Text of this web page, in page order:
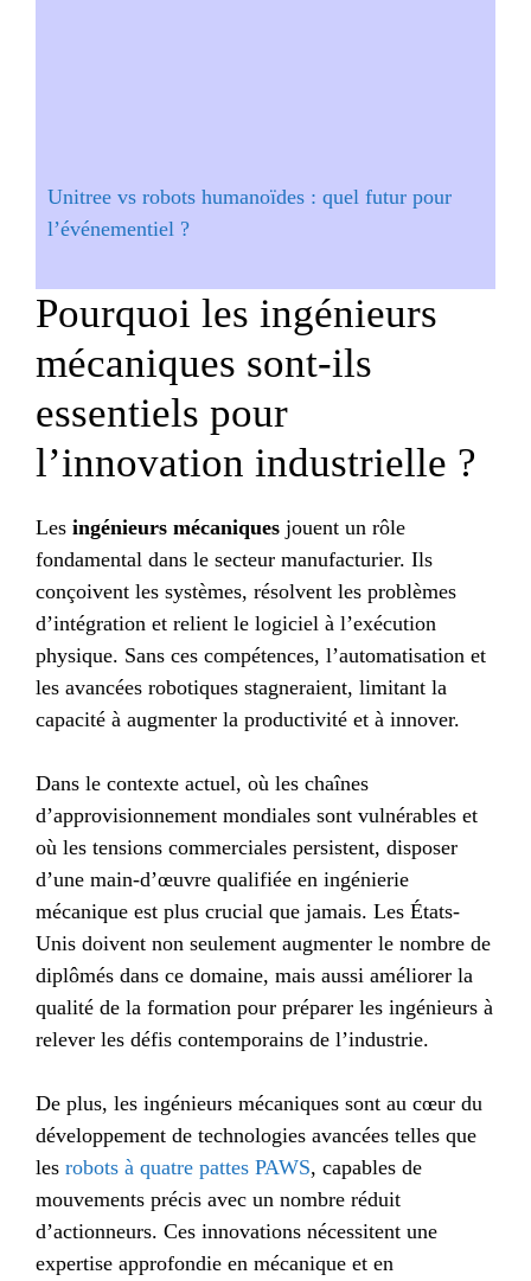
Unitree vs robots humanoïdes : quel futur pour
l’événementiel ?
Pourquoi les ingénieurs
mécaniques sont-ils
essentiels pour
l’innovation industrielle ?
Les ingénieurs mécaniques jouent un rôle
fondamental dans le secteur manufacturier. Ils
conçoivent les systèmes, résolvent les problèmes
d’intégration et relient le logiciel à l’exécution
physique. Sans ces compétences, l’automatisation et
les avancées robotiques stagneraient, limitant la
capacité à augmenter la productivité et à innover.
Dans le contexte actuel, où les chaînes
d’approvisionnement mondiales sont vulnérables et
où les tensions commerciales persistent, disposer
d’une main-d’œuvre qualifiée en ingénierie
mécanique est plus crucial que jamais. Les États-
Unis doivent non seulement augmenter le nombre de
diplômés dans ce domaine, mais aussi améliorer la
qualité de la formation pour préparer les ingénieurs à
relever les défis contemporains de l’industrie.
De plus, les ingénieurs mécaniques sont au cœur du
développement de technologies avancées telles que
les robots à quatre pattes PAWS, capables de
mouvements précis avec un nombre réduit
d’actionneurs. Ces innovations nécessitent une
expertise approfondie en mécanique et en